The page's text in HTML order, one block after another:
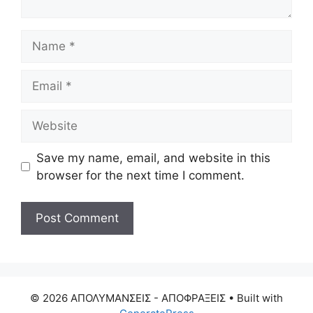
Save my name, email, and website in this
browser for the next time I comment.
© 2026 ΑΠΟΛΥΜΑΝΣΕΙΣ - ΑΠΟΦΡΑΞΕΙΣ • Built with